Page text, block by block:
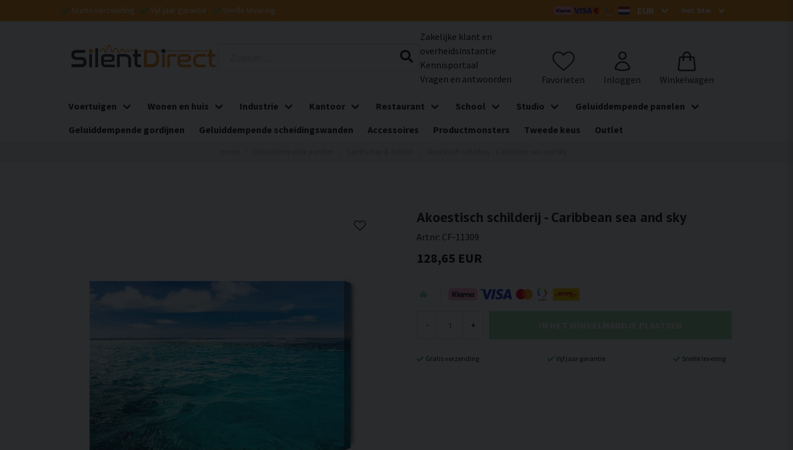
Gratis verzending Vijf jaar garantie Snelle levering
Zakelijke klant en
overheidsinstantie
Kennisportaal
Vragen en antwoorden
Voertuigen Wonen en huis Industrie Kantoor Restaurant School Studio
Geluiddempende panelen
Geluiddempende gordijnen
Geluiddempende scheidingswanden Accessoires Productmonsters Tweede keus Outlet
Akoestisch schilderij - Caribbean sea and sky
Artnr: CF-11309
128,65 EUR
- +
Gratis verzending Vijf jaar garantie Snelle levering